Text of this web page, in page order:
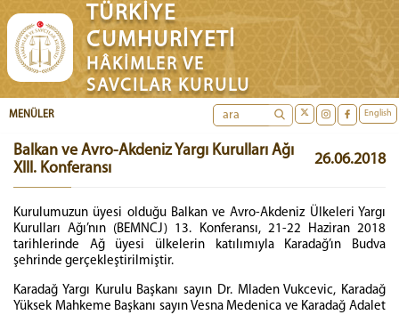
TÜRKİYE
CUMHURİYETİ
HÂKİMLER VE
SAVCILAR KURULU
English
MENÜLER
Balkan ve Avro-Akdeniz Yargı Kurulları Ağı
XIII. Konferansı
26.06.2018
Kurulumuzun üyesi olduğu Balkan ve Avro-Akdeniz Ülkeleri Yargı
Kurulları Ağı’nın (BEMNCJ) 13. Konferansı, 21-22 Haziran 2018
tarihlerinde Ağ üyesi ülkelerin katılımıyla Karadağ’ın Budva
şehrinde gerçekleştirilmiştir.
Karadağ Yargı Kurulu Başkanı sayın Dr. Mladen Vukcevic, Karadağ
Yüksek Mahkeme Başkanı sayın Vesna Medenica ve Karadağ Adalet